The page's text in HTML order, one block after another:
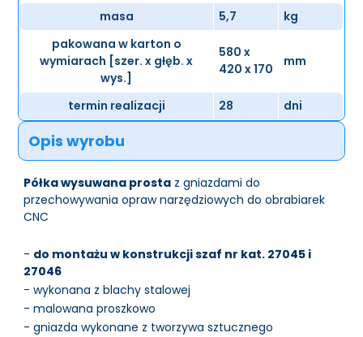
masa 5,7
kg
pakowana w karton o
wymiarach [szer. x głęb. x
wys.]
580 x
420 x 170
mm
termin realizacji 28 dni
Opis wyrobu
Półka wysuwana prosta z gniazdami do
przechowywania opraw narzędziowych do obrabiarek
CNC
- do montażu w konstrukcji szaf nr kat. 27045 i
27046
- wykonana z blachy stalowej
- malowana proszkowo
- gniazda wykonane z tworzywa sztucznego